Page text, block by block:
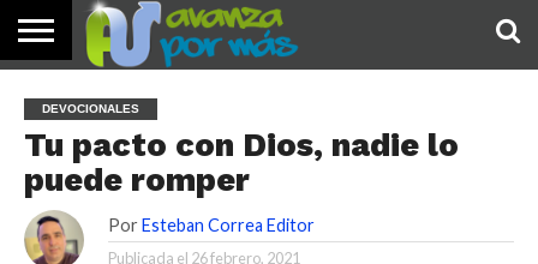
PALABRA
DE HOY
DEVOCIONALES
NOTICIAS
TESTIMONIOS
ORACIONES
SOBRE
NOSOTROS
IMÁGENES
DEVOCIONALES
Tu pacto con Dios, nadie lo
puede romper
Por Esteban Correa Editor
Publicada el 26 febrero, 2021